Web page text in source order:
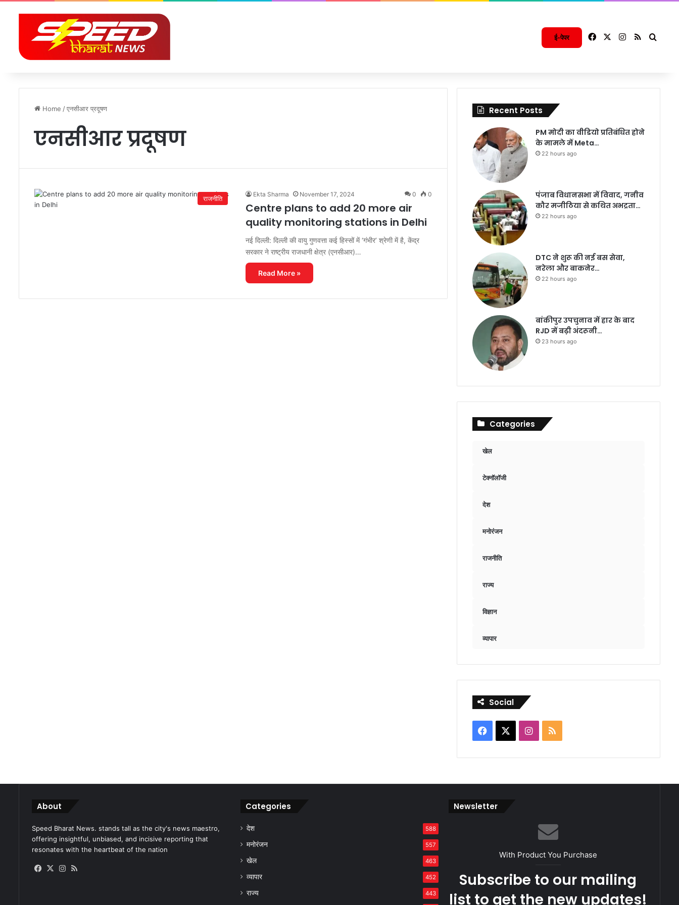
ई-पेपर FacebookInstagram
RSS
Home /एनसीआर प्रदूषण
एनसीआर प्रदूषण
राजनीति
Ekta Sharma November 17, 2024 0 0
Centre plans to add 20 more air
quality monitoring stations in Delhi
नई दिल्ली: दिल्ली की वायु गुणवत्ता कई हिस्सों में ‘गंभीर’ श्रेणी में है, केंद्र
सरकार ने राष्ट्रीय राजधानी क्षेत्र (एनसीआर)…
Read More »
Recent Posts
PM मोदी का वीडियो प्रतिबंधित होने
के मामले में Meta…
22 hours ago
पंजाब विधानसभा में विवाद, गनीव
कौर मजीठिया से कथित अभद्रता…
22 hours ago
DTC ने शुरू की नई बस सेवा,
नरेला और बाकनेर…
22 hours ago
बांकीपुर उपचुनाव में हार के बाद
RJD में बढ़ी अंदरूनी…
23 hours ago
Categories
खेल
टेक्नॉलॉजी
देश
मनोरंजन
राजनीति
राज्य
विज्ञान
व्यापार
Social
Facebook Instagram
RSS
About
Speed Bharat News. stands tall as the city's news maestro,
offering insightful, unbiased, and incisive reporting that
resonates with the heartbeat of the nation
Facebook
X Instagram
Categories
देश 588
मनोरंजन 557
खेल 463
व्यापार 452
राज्य 443
Newsletter
With Product You Purchase
Subscribe to our mailing
list to get the new updates!